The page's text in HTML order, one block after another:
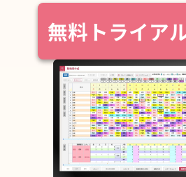
無料トライア